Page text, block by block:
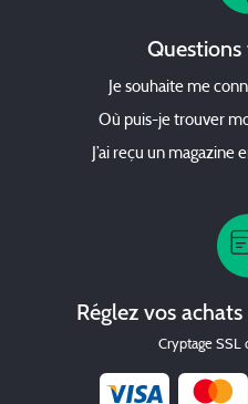
Je souhaite me
Où puis-je trouver
J’ai reçu un
Réglez vos
Cryptage SSL